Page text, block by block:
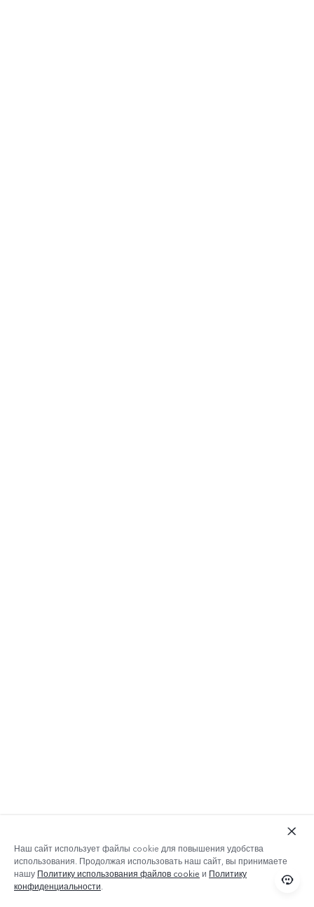
Наш сайт использует файлы cookie для повышения удобства
использования. Продолжая использовать наш сайт, вы принимаете
нашу Политику использования файлов cookie и Политику
конфиденциальности.